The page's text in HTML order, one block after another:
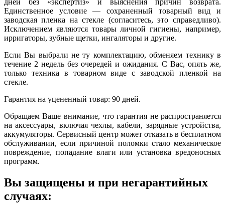
дней без «экспертиз» и выяснения причин возврата.
Единственное условие — сохраненный товарный вид и
заводская пленка на стекле (согласитесь, это справедливо).
Исключением являются товары личной гигиены, например,
ирригаторы, зубные щетки, ингаляторы и другие.
Если Вы выбрали не ту комплектацию, обменяем технику в
течение 2 недель без очередей и ожидания. С Вас, опять же,
только техника в товарном виде с заводской пленкой на
стекле.
Гарантия на уцененный товар: 90 дней.
Обращаем Ваше внимание, что гарантия не распространяется
на аксессуары, включая чехлы, кабели, зарядные устройства,
аккумуляторы. Сервисный центр может отказать в бесплатном
обслуживании, если причиной поломки стало механическое
повреждение, попадание влаги или установка вредоносных
программ.
Вы защищены и при негарантийных
случаях: